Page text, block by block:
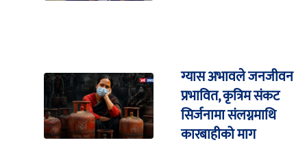
ग्यास अभावले जनजीवन
प्रभावित, कृत्रिम संकट
सिर्जनामा संलग्नमाथि
कारबाहीको माग